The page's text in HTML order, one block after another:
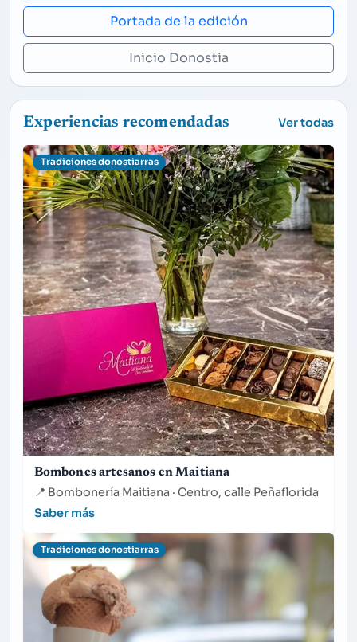
Portada de la edición
Inicio Donostia
Experiencias recomendadas Ver todas
Tradiciones donostiarras
Bombones artesanos en Maitiana
📍 Bombonería Maitiana · Centro, calle Peñaflorida
Saber más
Tradiciones donostiarras